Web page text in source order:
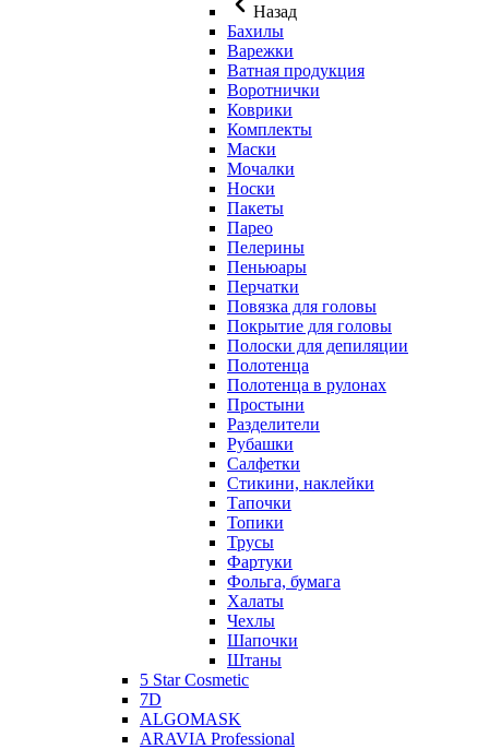
Назад
Бахилы
Варежки
Ватная продукция
Воротнички
Коврики
Комплекты
Маски
Мочалки
Носки
Пакеты
Парео
Пелерины
Пеньюары
Перчатки
Повязка для головы
Покрытие для головы
Полоски для депиляции
Полотенца
Полотенца в рулонах
Простыни
Разделители
Рубашки
Салфетки
Стикини, наклейки
Тапочки
Топики
Трусы
Фартуки
Фольга, бумага
Халаты
Чехлы
Шапочки
Штаны
5 Star Cosmetic
7D
ALGOMASK
ARAVIA Professional